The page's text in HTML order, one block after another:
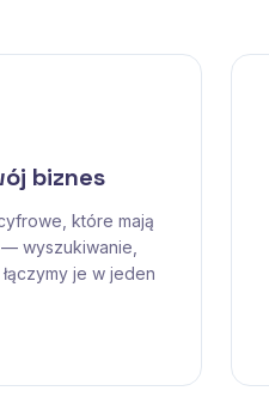
biznes
które mają
wyszukiwanie,
je w jeden